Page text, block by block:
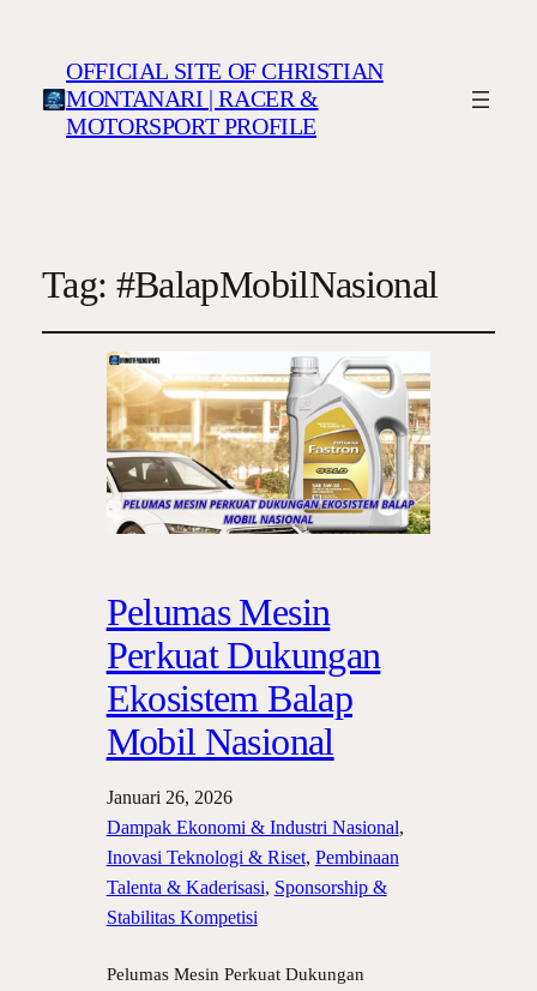
OFFICIAL SITE OF CHRISTIAN
MONTANARI | RACER &
MOTORSPORT PROFILE
Tag: #BalapMobilNasional
Pelumas Mesin
Perkuat Dukungan
Ekosistem Balap
Mobil Nasional
Januari 26, 2026
Dampak Ekonomi & Industri Nasional
Inovasi Teknologi & Riset, Pembinaan
Talenta & Kaderisasi, Sponsorship &
Stabilitas Kompetisi
Pelumas Mesin Perkuat Dukungan